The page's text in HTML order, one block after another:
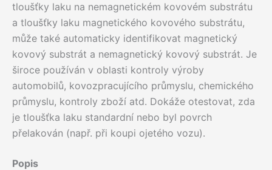
tloušťky laku na nemagnetickém kovovém substrátu
a tloušťky laku magnetického kovového substrátu,
může také automaticky identifikovat magnetický
kovový substrát a nemagnetický kovový substrát. Je
široce používán v oblasti kontroly výroby
automobilů, kovozpracujícího průmyslu, chemického
průmyslu, kontroly zboží atd. Dokáže otestovat, zda
je tloušťka laku standardní nebo byl povrch
přelakován (např. při koupi ojetého vozu).
Popis